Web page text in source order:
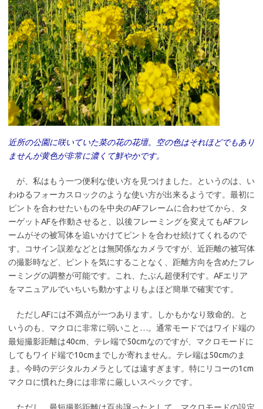
近所の公園に咲いていた菜の花の花壇。空の色はそれほどでもあり
ませんが黄色が非常に濃くて鮮やかです。
が、私はもう一つ便利な使い方を見つけました。というのは、い
わゆるフォーカスロックのような使い方が出来るようです。最初に
ピントを合わせたいものを中央のAFフレームに合わせてから、タ
ーゲットAFを作動させると、以後フレーミングを変えてもAFフレ
ームがその被写体を追いかけてピントを合わせ続けてくれるので
す。コサイン誤差などとは無関係なカメラですが、近距離の被写体
の撮影時など、ピントを気にすることなく、距離方向を含めたフレ
ーミングの調整が可能です。これ、たぶん超便利です。AFエリア
をマニュアルでいちいち動かすよりもよほど簡単で確実です。
ただしAFには不満点が一つあります。しかもかなり致命的。と
いうのも、マクロに非常に弱いこと…。通常モードではワイド端の
最短撮影距離は40cm、テレ端で50cmなのですが、マクロモードに
してもワイド端で10cmまでしか寄れません。テレ端は50cmのま
ま。今時のデジタルカメラとしては遠すぎます。特にリコーの1cm
マクロに慣れた身には非常に厳しいスペックです。